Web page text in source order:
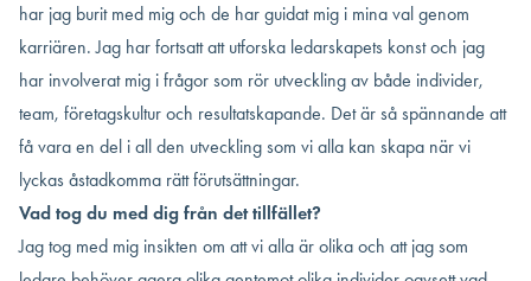
har jag burit med mig och de har guidat mig i mina val genom
karriären. Jag har fortsatt att utforska ledarskapets konst och jag
har involverat mig i frågor som rör utveckling av både individer,
team, företagskultur och resultatskapande. Det är så spännande att
få vara en del i all den utveckling som vi alla kan skapa när vi
lyckas åstadkomma rätt förutsättningar.
Vad tog du med dig från det tillfället?
Jag tog med mig insikten om att vi alla är olika och att jag som